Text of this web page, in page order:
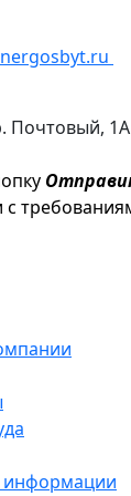
Почтовый, 1А
с
информации